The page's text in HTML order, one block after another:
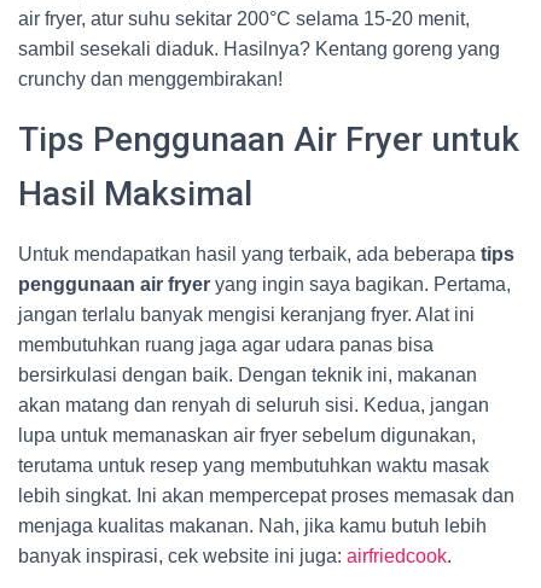
air fryer, atur suhu sekitar 200°C selama 15-20 menit,
sambil sesekali diaduk. Hasilnya? Kentang goreng yang
crunchy dan menggembirakan!
Tips Penggunaan Air Fryer untuk
Hasil Maksimal
Untuk mendapatkan hasil yang terbaik, ada beberapa tips
penggunaan air fryer yang ingin saya bagikan. Pertama,
jangan terlalu banyak mengisi keranjang fryer. Alat ini
membutuhkan ruang jaga agar udara panas bisa
bersirkulasi dengan baik. Dengan teknik ini, makanan
akan matang dan renyah di seluruh sisi. Kedua, jangan
lupa untuk memanaskan air fryer sebelum digunakan,
terutama untuk resep yang membutuhkan waktu masak
lebih singkat. Ini akan mempercepat proses memasak dan
menjaga kualitas makanan. Nah, jika kamu butuh lebih
banyak inspirasi, cek website ini juga: airfriedcook.